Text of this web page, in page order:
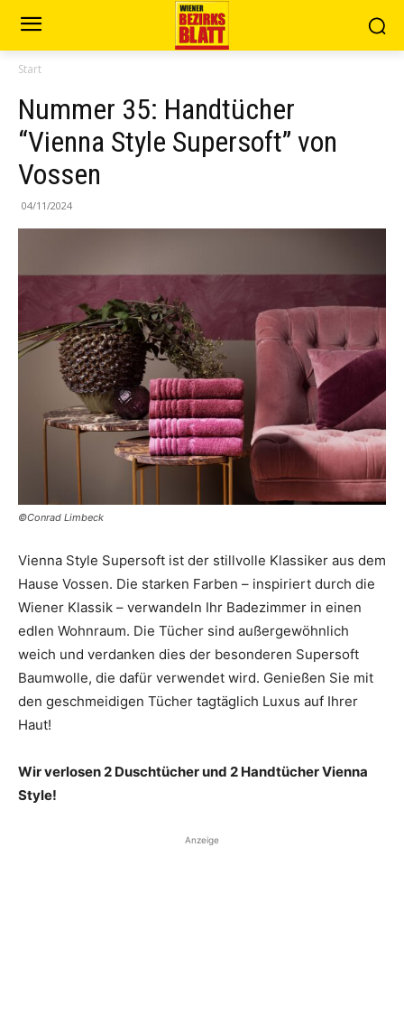
Start
Nummer 35: Handtücher
“Vienna Style Supersoft” von
Vossen
04/11/2024
©Conrad Limbeck
Vienna Style Supersoft ist der stillvolle Klassiker aus dem
Hause Vossen. Die starken Farben – inspiriert durch die
Wiener Klassik – verwandeln Ihr Badezimmer in einen
edlen Wohnraum. Die Tücher sind außergewöhnlich
weich und verdanken dies der besonderen Supersoft
Baumwolle, die dafür verwendet wird. Genießen Sie mit
den geschmeidigen Tücher tagtäglich Luxus auf Ihrer
Haut!
Wir verlosen 2 Duschtücher und 2 Handtücher Vienna
Style!
Anzeige